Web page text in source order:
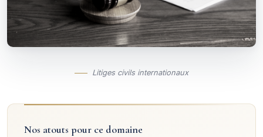
Litiges civils internationaux
Nos atouts pour ce domaine